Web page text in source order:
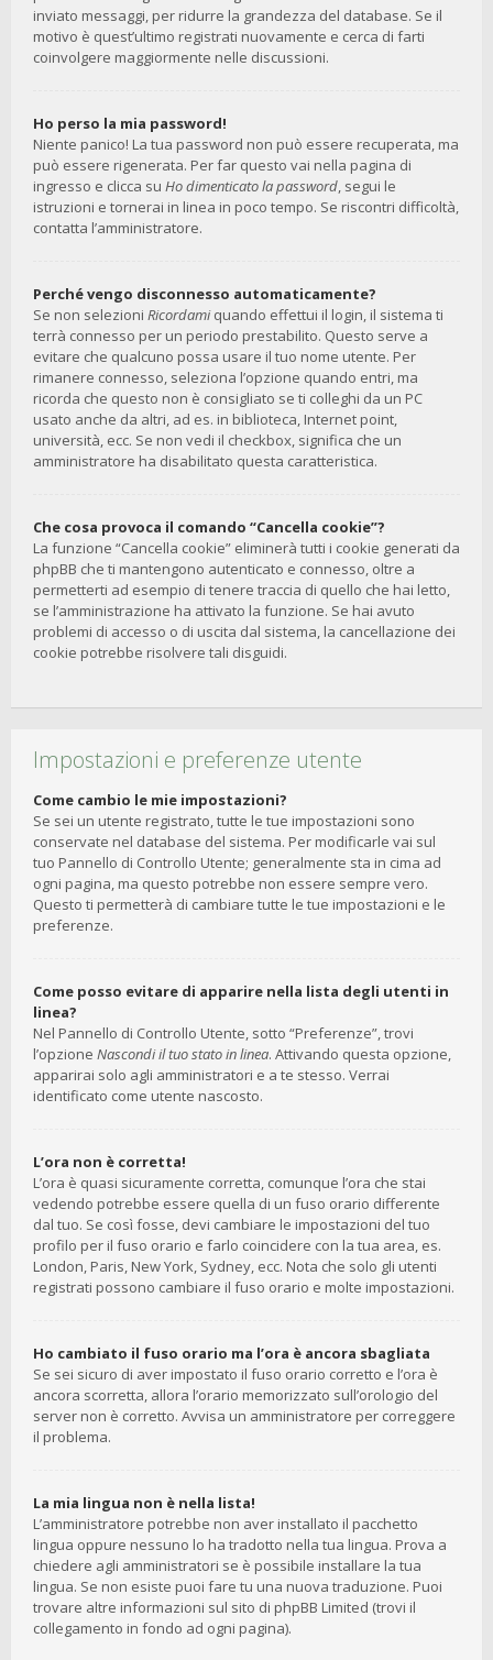
inviato messaggi, per ridurre la grandezza del database. Se il
motivo è quest’ultimo registrati nuovamente e cerca di farti
coinvolgere maggiormente nelle discussioni.
Ho perso la mia password!
Niente panico! La tua password non può essere recuperata, ma
può essere rigenerata. Per far questo vai nella pagina di
ingresso e clicca su Ho dimenticato la password, segui le
istruzioni e tornerai in linea in poco tempo. Se riscontri difficoltà,
contatta l’amministratore.
Perché vengo disconnesso automaticamente?
Se non selezioni Ricordamiquando effettui il login, il sistema ti
terrà connesso per un periodo prestabilito. Questo serve a
evitare che qualcuno possa usare il tuo nome utente. Per
rimanere connesso, seleziona l’opzione quando entri, ma
ricorda che questo non è consigliato se ti colleghi da un PC
usato anche da altri, ad es. in biblioteca, Internet point,
università, ecc. Se non vedi il checkbox, significa che un
amministratore ha disabilitato questa caratteristica.
Che cosa provoca il comando “Cancella cookie”?
La funzione “Cancella cookie” eliminerà tutti i cookie generati da
phpBB che ti mantengono autenticato e connesso, oltre a
permetterti ad esempio di tenere traccia di quello che hai letto,
se l’amministrazione ha attivato la funzione. Se hai avuto
problemi di accesso o di uscita dal sistema, la cancellazione dei
cookie potrebbe risolvere tali disguidi.
Impostazioni e preferenze utente
Come cambio le mie impostazioni?
Se sei un utente registrato, tutte le tue impostazioni sono
conservate nel database del sistema. Per modificarle vai sul
tuo Pannello di Controllo Utente; generalmente sta in cima ad
ogni pagina, ma questo potrebbe non essere sempre vero.
Questo ti permetterà di cambiare tutte le tue impostazioni e le
preferenze.
Come posso evitare di apparire nella lista degli utenti in
linea?
Nel Pannello di Controllo Utente, sotto “Preferenze”, trovi
l’opzione Nascondi il tuo stato in linea. Attivando questa opzione,
apparirai solo agli amministratori e a te stesso. Verrai
identificato come utente nascosto.
L’ora non è corretta!
L’ora è quasi sicuramente corretta, comunque l’ora che stai
vedendo potrebbe essere quella di un fuso orario differente
dal tuo. Se così fosse, devi cambiare le impostazioni del tuo
profilo per il fuso orario e farlo coincidere con la tua area, es.
London, Paris, New York, Sydney, ecc. Nota che solo gli utenti
registrati possono cambiare il fuso orario e molte impostazioni.
Ho cambiato il fuso orario ma l’ora è ancora sbagliata
Se sei sicuro di aver impostato il fuso orario corretto e l’ora è
ancora scorretta, allora l’orario memorizzato sull’orologio del
server non è corretto. Avvisa un amministratore per correggere
il problema.
La mia lingua non è nella lista!
L’amministratore potrebbe non aver installato il pacchetto
lingua oppure nessuno lo ha tradotto nella tua lingua. Prova a
chiedere agli amministratori se è possibile installare la tua
lingua. Se non esiste puoi fare tu una nuova traduzione. Puoi
trovare altre informazioni sul sito di phpBB Limited (trovi il
collegamento in fondo ad ogni pagina).